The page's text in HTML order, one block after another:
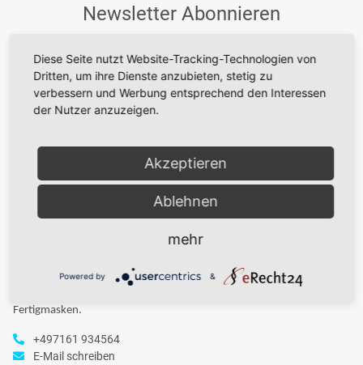
Newsletter Abonnieren
regelmäßig und jederzeit widerruflich Informationen zu Ihrem
Produktsortiment per E-Mail zu.
Der Systemanbieter für feines Sandstrahlen – alles aus einer Hand:
Fertigmasken.
+497161 934564
E-Mail schreiben
Diese Seite nutzt Website-Tracking-Technologien von
Dritten, um ihre Dienste anzubieten, stetig zu
verbessern und Werbung entsprechend den Interessen
der Nutzer anzuzeigen.
Akzeptieren
Ablehnen
mehr
Powered by &